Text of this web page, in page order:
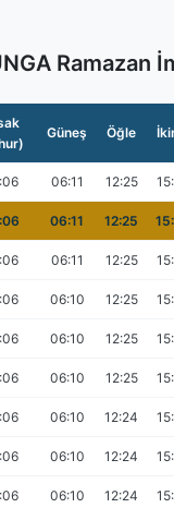
Ramazan
Güneş Öğle
06:11 12:25
06:11 12:25
06:11 12:25
06:10 12:25
06:10 12:25
06:10 12:25
06:10 12:24
06:10 12:24
06:10 12:24